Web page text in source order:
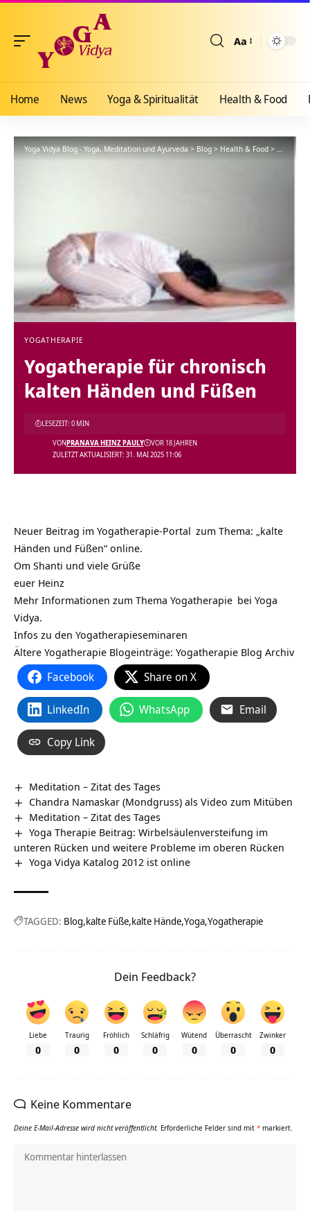
Aa
Home News Yoga & Spiritualität Health & Food
Yoga Vidya Blog - Yoga, Meditation und Ayurveda>Blog > Health & Food >
YOGATHERAPIE
Yogatherapie für chronisch
kalten Händen und Füßen
ZULETZT AKTUALISIERT: 31. MAI 2025 11:06
VONPRANAVA HEINZ PAULY VOR 18 JAHREN
LESEZEIT: 0 MIN
Neuer Beitrag im Yogatherapie-Portal zum Thema: „kalte
Händen und Füßen“ online.
Om Shanti und viele Grüße
euer Heinz
Mehr Informationen zum Thema Yogatherapie bei Yoga
Vidya.
Infos zu den Yogatherapieseminaren
Ältere Yogatherapie Blogeinträge: Yogatherapie Blog Archiv
Facebook Share on X
LinkedIn WhatsApp Email
Copy Link
Meditation – Zitat des Tages
Chandra Namaskar (Mondgruss) als Video zum Mitüben
Meditation – Zitat des Tages
Yoga Therapie Beitrag: Wirbelsäulenversteifung im
unteren Rücken und weitere Probleme im oberen Rücken
Yoga Vidya Katalog 2012 ist online
TAGGED: Blog kalte Füße kalte Hände Yoga Yogatherapie
Dein Feedback?
Liebe
0
Traurig
0
Fröhlich
0
Schläfrig
0
Wütend
0
Überrascht
0
Zwinker
0
Keine Kommentare
Deine E-Mail-Adresse wird nicht veröffentlicht. Erforderliche Felder sind mit * markiert.